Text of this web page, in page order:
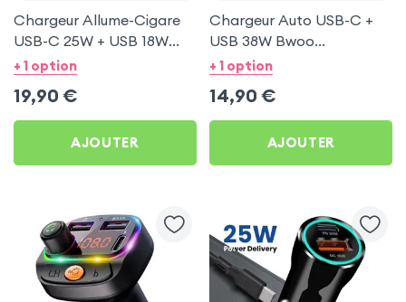
Chargeur Allume-Cigare
USB-C 25W + USB 18W
Bwoo pour Motorola Razr
+ 1 option
19,90 €
AJOUTER
Chargeur Auto USB-C +
USB 38W Bwoo
Transparent pour
+ 1 option
14,90 €
AJOUTER